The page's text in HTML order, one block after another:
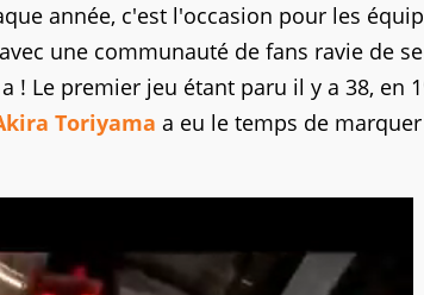
année, c'est l'occasion pour les
une communauté de fans ravie de
Le premier jeu étant paru il y a 38, en
Toriyama a eu le temps de